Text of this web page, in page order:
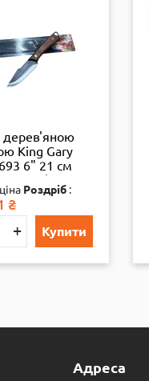
дерев'яною
King Gary
6" 21 см
мм), бл.,
Роздріб :
₴
+ Купити
Адреса